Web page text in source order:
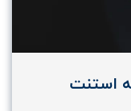
استنت